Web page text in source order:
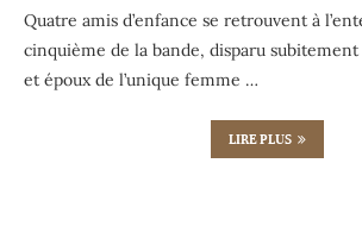
Quatre amis d’enfance se retrouvent à
cinquième de la bande, disparu subitement
et époux de l’unique femme …
LIRE PLUS